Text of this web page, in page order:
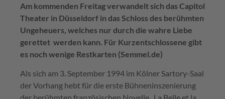
Am kommenden Freitag verwandelt sich das Capitol
Theater in Düsseldorf in das Schloss des berühmten
Ungeheuers, welches nur durch die wahre Liebe
gerettet werden kann. Für Kurzentschlossene gibt
es noch wenige Restkarten (Semmel.de)
Als sich am 3. September 1994 im Kölner Sartory-Saal
der Vorhang hebt für die erste Bühneninszenierung